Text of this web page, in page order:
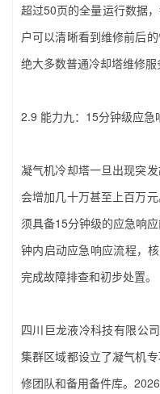
超过50页的全量运行数据
户可以清晰看到维修前后
绝大多数普通冷却塔维修服
2.9 能力九：15分钟级应急
凝气机冷却塔一旦出现突
会增加几十万甚至上百万
须具备15分钟级的应急响
钟内启动应急响应流程，
完成故障排查和初步处置。
四川巨龙液冷科技有限公
集群区域都设立了凝气机
修团队和备用备件库。